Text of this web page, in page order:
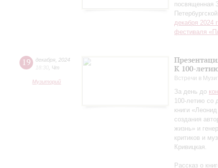
посвященная
декабря 2024
фестиваля
19 декабря 2024
18:30 Чт
Музиторий
К 100-
Встречи в
За день до
100-летию со
книги
создания
жизнь» и
критиков и
Кривицкая.
Рассказ о